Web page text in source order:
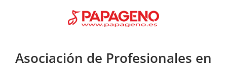
Asociación de Profesionales en